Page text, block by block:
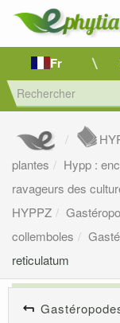
Fr
plantes
Hypp :
ravageurs des
HYPPZ
collemboles
reticulatum